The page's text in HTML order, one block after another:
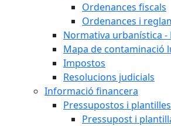
Ordenances fiscals
Ordenances i
Normativa urbanística -
Mapa de contaminació
Impostos
Resolucions judicials
Informació financera
Pressupostos i plantilles
Pressupost i